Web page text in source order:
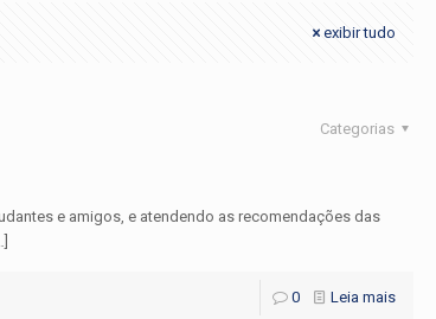
exibir tudo
Categorias
e amigos, e atendendo as recomendações das
0 Leia mais